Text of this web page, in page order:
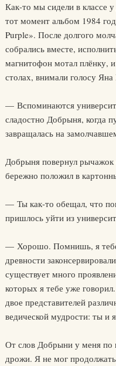
Как-то мы сидели в классе
тот момент альбом 1984
Purple». После долгого
собрались вместе,
магнитофон мотал плёнку,
столах, внимали голосу Яна
— Вспоминаются
сладостно Добрыня, когда
завращалась на
Добрыня повернул рычажок
бережно положил в
— Ты как-то обещал, что
пришлось уйти из
— Хорошо. Помнишь, я тебе
древности
существует много
которых я тебе уже
двое представителей
ведической мудрости: ты и
От слов Добрыни у меня по
дрожи. Я не мог